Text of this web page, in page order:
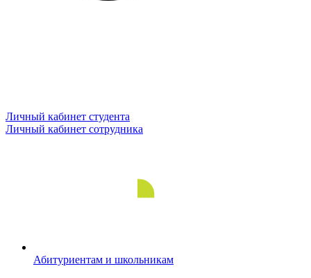
Личный кабинет студента
Личный кабинет сотрудника
Абитуриентам и школьникам